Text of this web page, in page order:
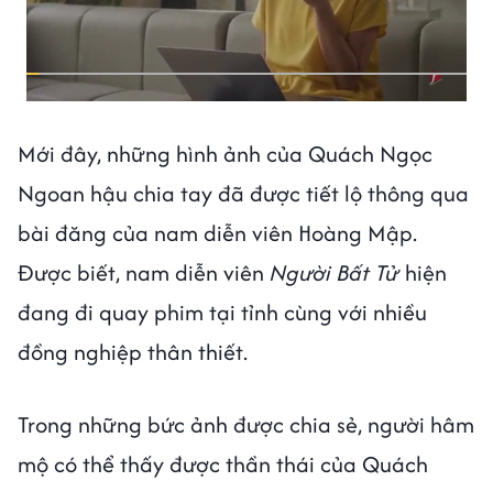
Mới đây, những hình ảnh của Quách Ngọc
Ngoan hậu chia tay đã được tiết lộ thông qua
bài đăng của nam diễn viên Hoàng Mập.
Được biết, nam diễn viên Người Bất Tửhiện
đang đi quay phim tại tỉnh cùng với nhiều
đồng nghiệp thân thiết.
Trong những bức ảnh được chia sẻ, người hâm
mộ có thể thấy được thần thái của Quách